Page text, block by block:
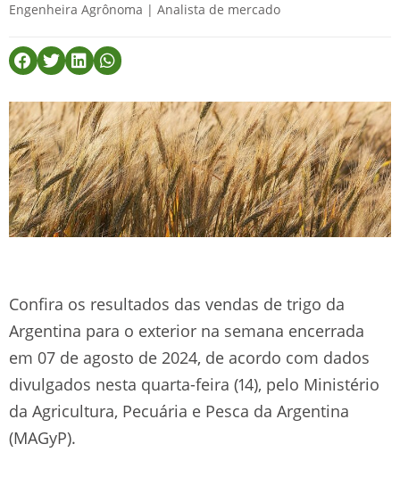
Engenheira Agrônoma | Analista de mercado
Confira os resultados das vendas de trigo da
Argentina para o exterior na semana encerrada
em 07 de agosto de 2024, de acordo com dados
divulgados nesta quarta-feira (14), pelo Ministério
da Agricultura, Pecuária e Pesca da Argentina
(MAGyP).